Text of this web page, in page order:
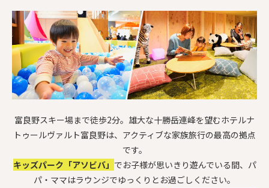
富良野スキー場まで徒歩2分。雄大な十勝岳連峰を望むホテルナ
トゥールヴァルト富良野は、アクティブな家族旅行の最高の拠点
です。
キッズパーク「アソビバ」 でお子様が思いきり遊んでいる間、パ
パ・ママはラウンジでゆっくりとお過ごしください。